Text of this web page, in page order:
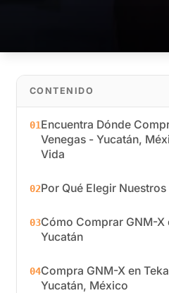
CONTENIDO
01Encuentra Dónde
Venegas - Yucatán,
Vida
02Por Qué Elegir
03Cómo Comprar GNM-X
Yucatán
04Compra GNM-X en
Yucatán, México